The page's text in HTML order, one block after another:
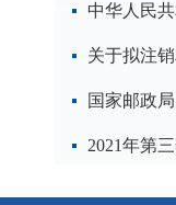
中华人民
关于拟注